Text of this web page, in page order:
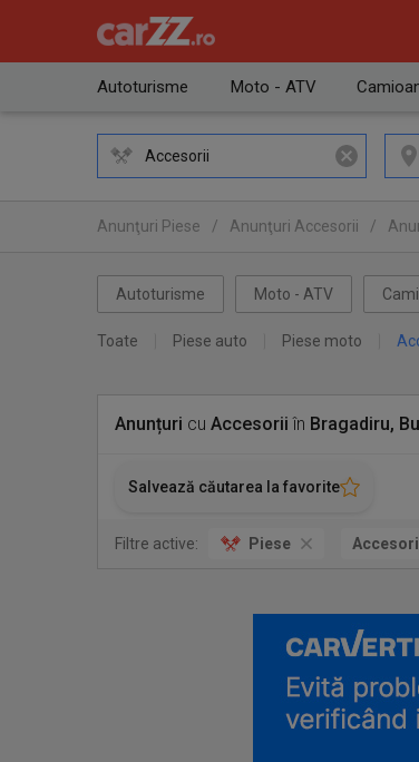
Autoturisme Moto - ATV
Accesorii
Anunţuri Piese / Anunţuri Accesorii /
Autoturisme Moto - ATV
Toate Piese auto Piese moto
Anunțuri cu Accesorii în Bragadiru,
Salvează căutarea la favorite
Filtre active: Piese